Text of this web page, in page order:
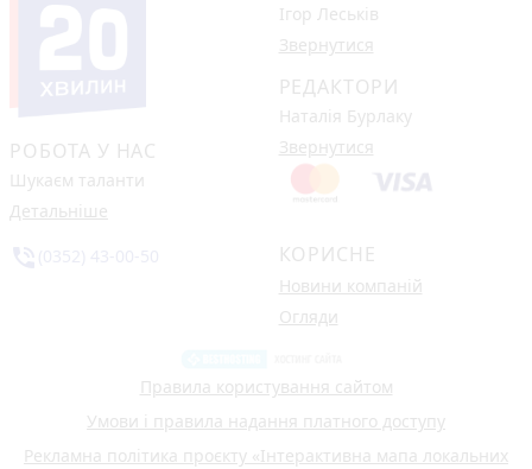
РОБОТА У НАС
Шукаєм таланти
Детальніше
Ігор Леськів
Звернутися
РЕДАКТОРИ
Наталія Бурлаку
Звернутися
КОРИСНЕ
Новини компаній
Огляди
Правила користування сайтом
Умови і правила надання платного доступу
Рекламна політика проєкту «Інтерактивна мапа локальних